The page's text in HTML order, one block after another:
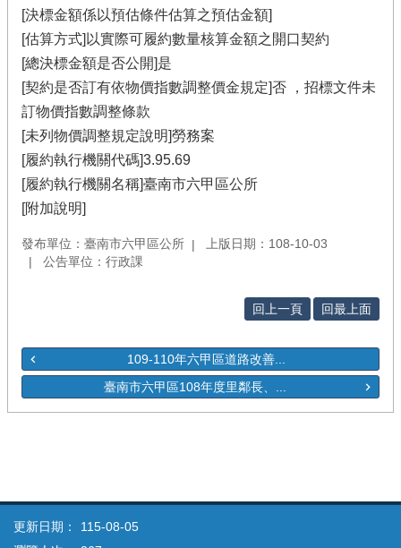
[決標金額係以預估條件估算之預估金額]
[估算方式]以實際可履約數量核算金額之開口契約
[總決標金額是否公開]是
[契約是否訂有依物價指數調整價金規定]否 ，招標文件未
訂物價指數調整條款
[未列物價調整規定說明]勞務案
[履約執行機關代碼]3.95.69
[履約執行機關名稱]臺南市六甲區公所
[附加說明]
發布單位：臺南市六甲區公所
上版日期：108-10-03
公告單位：行政課
回上一頁 回最上面
109-110年六甲區道路改善...
臺南市六甲區108年度里鄰長、...
更新日期：
115-08-05